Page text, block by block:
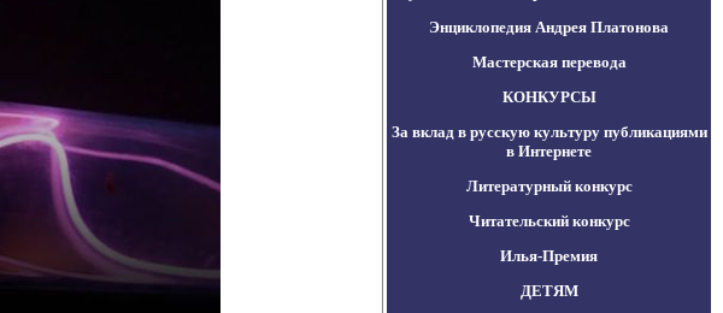
Энциклопедия Андрея Платонова
Мастерская перевода
КОНКУРСЫ
За вклад в русскую культуру публикациями
в Интернете
Литературный конкурс
Читательский конкурс
Илья-Премия
ДЕТЯМ